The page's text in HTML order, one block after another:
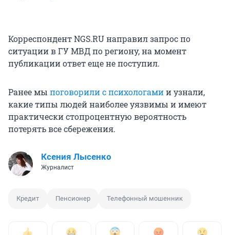
Корреспондент NGS.RU направил запрос по
ситуации в ГУ МВД по региону, на момент
публикации ответ еще не поступил.
Ранее мы поговорили с психологамии узнали,
какие типы людей наиболее уязвимы и имеют
практически стопроцентную вероятность
потерять все сбережения.
Ксения Лысенко
Журналист
Кредит Пенсионер Телефонный мошенник